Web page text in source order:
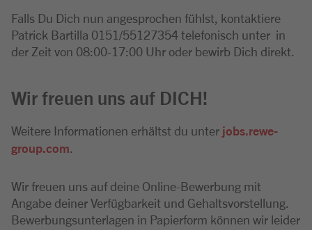
Falls Du Dich nun angesprochen fühlst, kontaktiere
Patrick Bartilla 0151/55127354 telefonisch unter in
der Zeit von 08:00-17:00 Uhr oder bewirb Dich direkt.
Wir freuen uns auf DICH!
Weitere Informationen erhältst du unter jobs.rewe-
group.com
Wir freuen uns auf deine Online-Bewerbung mit
Angabe deiner Verfügbarkeit und Gehaltsvorstellung.
Bewerbungsunterlagen in Papierform können wir leider